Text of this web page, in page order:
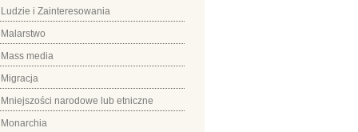
Ludzie i Zainteresowania
Malarstwo
Mass media
Migracja
Mniejszości narodowe lub etniczne
Monarchia